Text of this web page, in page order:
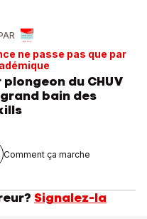
ne passe pas que par
plongeon du CHUV
bain des
Comment ça marche
Signalez-la